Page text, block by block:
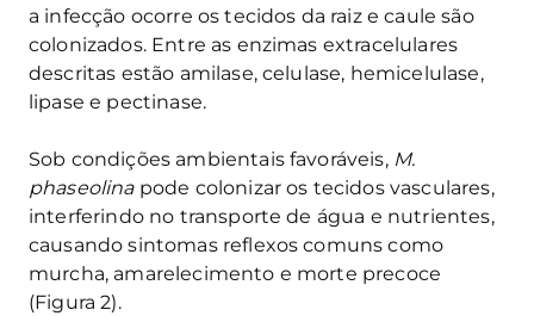
a infecção ocorre os tecidos da raiz e caule são
colonizados. Entre as enzimas extracelulares
descritas estão amilase, celulase, hemicelulase,
lipase e pectinase.
Sob condições ambientais favoráveis, M.
phaseolinapode colonizar os tecidos vasculares,
interferindo no transporte de água e nutrientes,
causando sintomas reflexos comuns como
murcha, amarelecimento e morte precoce
(Figura 2).